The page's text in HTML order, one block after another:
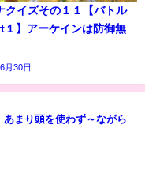
クイズその１１【バトル
１】アーケインは防御無
月30日
まり頭を使わず～ながら